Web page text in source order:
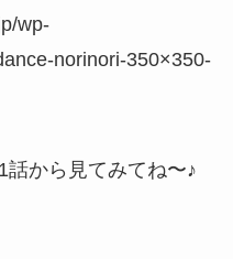
wp-
norinori-350×350-
から見てみてね〜♪